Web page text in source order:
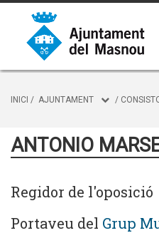
INICI / AJUNTAMENT /
ANTONIO
Regidor de l'oposició
Portaveu del Grup